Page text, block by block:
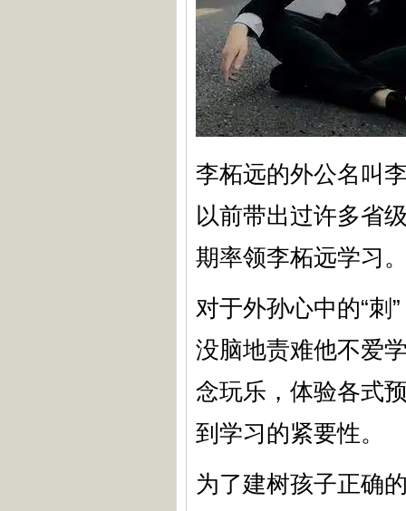
李柘远的外公名叫
以前带出过许多省
期率领李柘远学习
对于外孙心中的“刺
没脑地责难他不爱
念玩乐，体验各式
到学习的紧要性。
为了建树孩子正确